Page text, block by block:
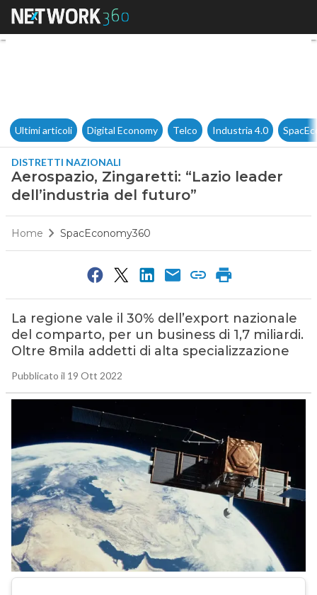
Aerospazio, Zingaretti:
Ultimi articoli Digital Economy Telco Industria 4.0
DISTRETTI NAZIONALI
Aerospazio, Zingaretti: “Lazio leader
dell’industria del futuro”
Home SpacEconomy360
La regione vale il 30% dell’export nazionale
del comparto, per un business di 1,7 miliardi.
Oltre 8mila addetti di alta specializzazione
Pubblicato il 19 Ott 2022